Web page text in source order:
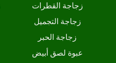
زجاجة القطرات
زجاجة التجميل
زجاجة الحبر
عبوة لصق أبيض